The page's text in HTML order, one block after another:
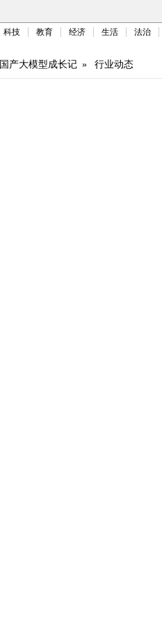
科技 教育 经济 生活 法治
国产大模型成长记 » 行业动态